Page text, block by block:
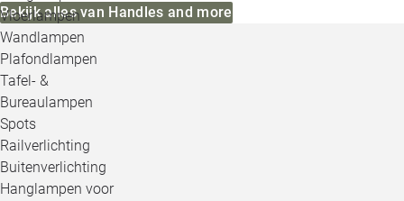
Vloerlampen
Wandlampen
Plafondlampen
Tafel- &
Bureaulampen
Spots
Railverlichting
Buitenverlichting
Hanglampen voor
Bekijk alles van Handles and more